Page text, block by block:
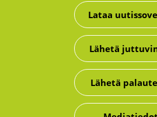
Lataa
Lähetä
Lähetä